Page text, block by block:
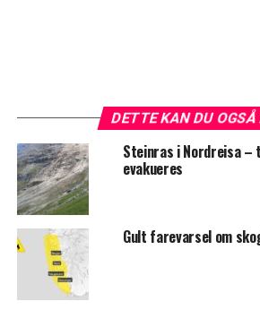
DETTE KAN DU OGSÅ
Steinras i Nordreisa –
evakueres
Gult farevarsel om